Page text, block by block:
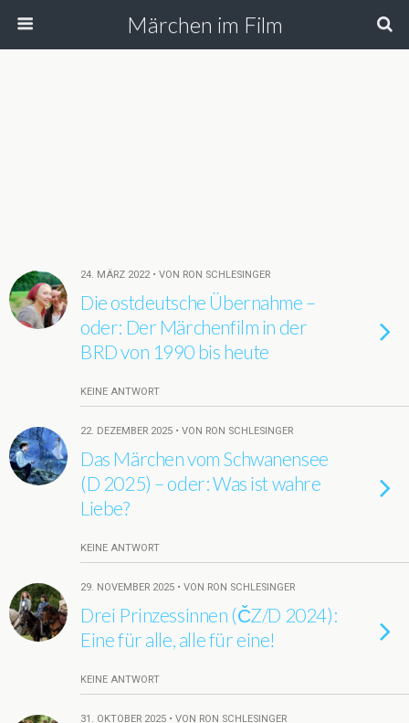
Märchen im Film
24. MÄRZ 2022 • VON RON SCHLESINGER
Die ostdeutsche Übernahme –
oder: Der Märchenfilm in der
BRD von 1990 bis heute
KEINE ANTWORT
22. DEZEMBER 2025 • VON RON SCHLESINGER
Das Märchen vom Schwanensee
(D 2025) – oder: Was ist wahre
Liebe?
KEINE ANTWORT
29. NOVEMBER 2025 • VON RON SCHLESINGER
Drei Prinzessinnen (ČZ/D 2024):
Eine für alle, alle für eine!
KEINE ANTWORT
31. OKTOBER 2025 • VON RON SCHLESINGER